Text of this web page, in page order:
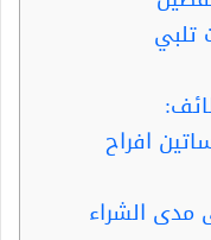
8 جهات تلبي
افراح
مدى الشراء